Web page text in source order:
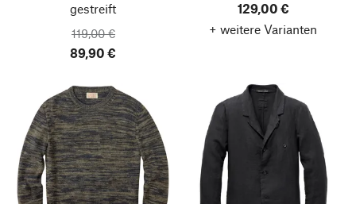
gestreift
119,00 €
89,90 €
129,00 €
+ weitere Varianten